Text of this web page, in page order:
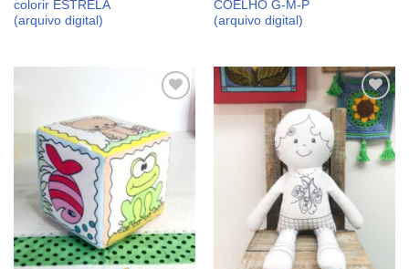
colorir ESTRELA
(arquivo digital)
COELHO G-M-P
(arquivo digital)
meus
desejos
Adicionar
aos
meus
desejos